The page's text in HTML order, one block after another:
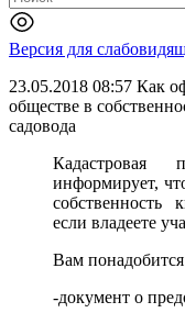
Версия для
23.05.2018 08:57 Как
обществе в
садовода
Кадастровая
информирует,
собственность
если владеете
Вам
-документ о